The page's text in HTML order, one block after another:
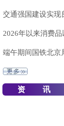
交通强国建设实现
2026年以来消费
端午期间国铁北京
资